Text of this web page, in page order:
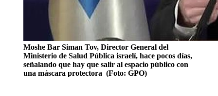
Moshe Bar Siman Tov, Director General del
Ministerio de Salud Pública israelí, hace pocos días,
señalando que hay que salir al espacio público con
una máscara protectora (Foto: GPO)